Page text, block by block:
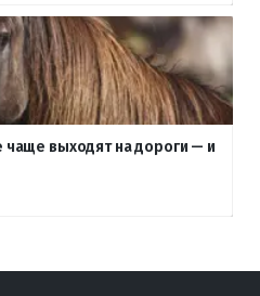
чаще выходят на дороги — и